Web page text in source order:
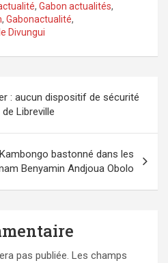
, Gabon actualités,
, Gabonactualité,
Divungui
: aucun dispositif de sécurité
Libreville
bastonné dans les
Benyamin Andjoua Obolo
pas publiée. Les champs